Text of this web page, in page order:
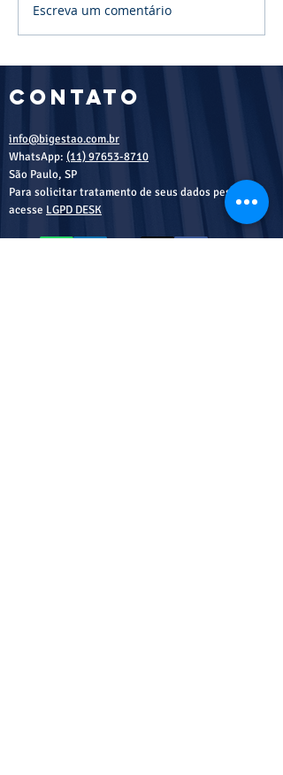
O QUE VOCÊ
PRECISA
Talking Cash
Escreva um comentário
COntato
info@bigestao.com.br
WhatsApp: (11) 97653-8710
São Paulo, SP
Para solicitar tratamento de seus dados pessoais,
acesse LGPD DESK